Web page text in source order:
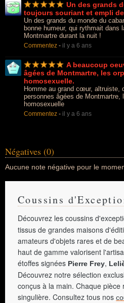
Un des grands
toujours souriant et empli
Un des grands du monde du
bonne humeur, qui rythmait dans
Montmartre durant la nuit !
Commentez - il y a 6 ans
A beaucoup
âgées de Montmartre, les
homosexuelle.
Homme au grand cœur, altruiste,
personnes âgées de Montmartre,
homosexuelle
Commentez - il y a 6 ans
Négatives (0)
Aucune note négative pour le
Coussins
Découvrez les coussins
tissus de grandes maisons
amateurs d'objets rares et de
haut de gamme valorisent
étoffes signées Pierre Frey,
Découvrez notre sélection
conçus à la main. Chaque pièce
singulière. Consultez tous nos